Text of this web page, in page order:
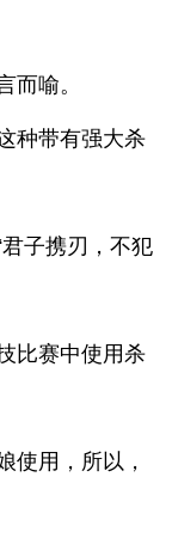
喻。
种带有强大杀
子携刃，不犯
比赛中使用杀
使用，所以，